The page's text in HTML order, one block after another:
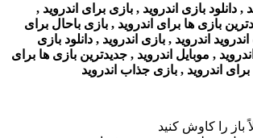
, دانلود بازی اندروید , بازی برای اندروید ,
بازی ها برای اندروید , بازی باحال برای
اندروید , بازی اندروید , دانلود بازی
, موبایل اندروید , جدیدترین بازی ها برای
برای اندروید , بازی جذاب اندروید
باز را کاوش کنید